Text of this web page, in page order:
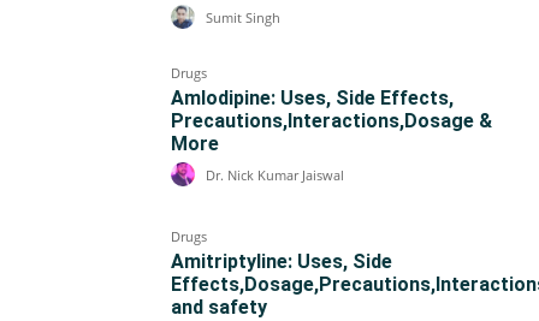
Sumit Singh
Drugs
Amlodipine: Uses, Side Effects,
Precautions,Interactions,Dosage &
More
Dr. Nick Kumar Jaiswal
Drugs
Amitriptyline: Uses, Side
and safety